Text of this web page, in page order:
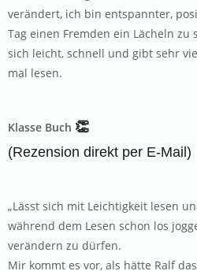
verändert, ich bin entspannter,
Tag einen Fremden ein Lächeln zu
sich leicht, schnell und gibt sehr
mal lesen.
Klasse Buch 👏
(Rezension direkt per E-Mail)
„Lässt sich mit Leichtigkeit lesen
während dem Lesen schon los
verändern zu dürfen.
Mir kommt es vor, als hätte Ralf